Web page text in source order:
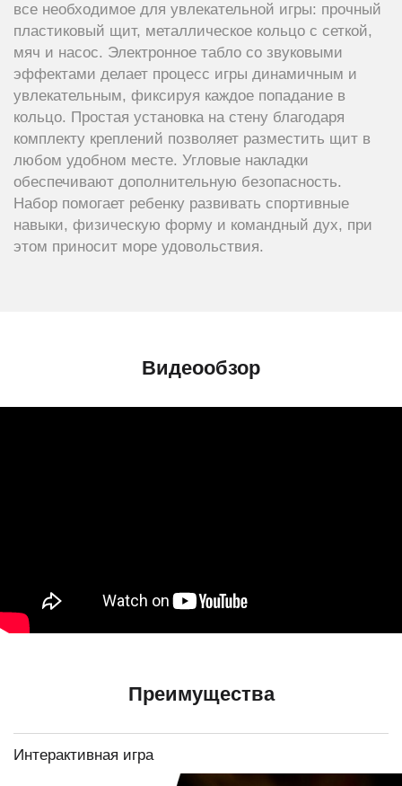
все необходимое для увлекательной игры: прочный
пластиковый щит, металлическое кольцо с сеткой,
мяч и насос. Электронное табло со звуковыми
эффектами делает процесс игры динамичным и
увлекательным, фиксируя каждое попадание в
кольцо. Простая установка на стену благодаря
комплекту креплений позволяет разместить щит в
любом удобном месте. Угловые накладки
обеспечивают дополнительную безопасность.
Набор помогает ребенку развивать спортивные
навыки, физическую форму и командный дух, при
этом приносит море удовольствия.
Видеообзор
Преимущества
Интерактивная игра